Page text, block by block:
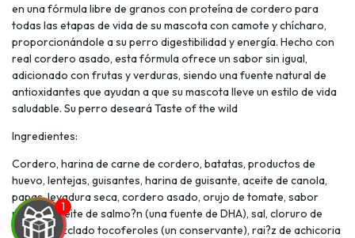
en una fórmula libre de granos con proteína de cordero para
todas las etapas de vida de su mascota con camote y chícharo,
proporcionándole a su perro digestibilidad y energía. Hecho con
real cordero asado, esta fórmula ofrece un sabor sin igual,
adicionado con frutas y verduras, siendo una fuente natural de
antioxidantes que ayudan a que su mascota lleve un estilo de vida
saludable. Su perro deseará Taste of the wild
Ingredientes:
Cordero, harina de carne de cordero, batatas, productos de
huevo, lentejas, guisantes, harina de guisante, aceite de canola,
papas, levadura seca, cordero asado, orujo de tomate, sabor
natural, aceite de salmo?n (una fuente de DHA), sal, cloruro de
colina, mezclado tocoferoles (un conservante), rai?z de achicoria